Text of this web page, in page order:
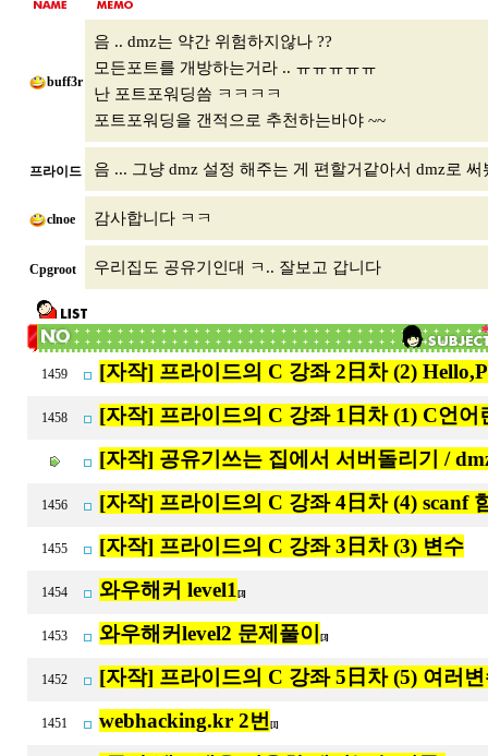
buff3r
음 .. dmz는 약간 위험하지않나 ??
모든포트를 개방하는거라 .. ㅠㅠㅠㅠㅠ
난 포트포워딩씀 ㅋㅋㅋㅋ
포트포워딩을 갠적으로 추천하는바야 ~~
프라이드 음 ... 그냥 dmz 설정 해주는 게 편할거같아서 dmz로
clnoe 감사합니다 ㅋㅋ
Cpgroot 우리집도 공유기인대 ㅋ.. 잘보고 갑니다
1459 [자작] 프라이드의 C 강좌 2日차 (2)
1458
[자작] 프라이드의 C 강좌 1日차 (1) C언어
[자작] 공유기쓰는 집에서 서버돌리기 /
1456 [자작] 프라이드의 C 강좌 4日차 (4) scanf
1455 [자작] 프라이드의 C 강좌 3日차 (3) 변수
1454 와우해커 level1 [3]
1453 와우해커level2 문제풀이 [3]
1452 [자작] 프라이드의 C 강좌 5日차 (5) 여러
1451 webhacking.kr 2번 [1]